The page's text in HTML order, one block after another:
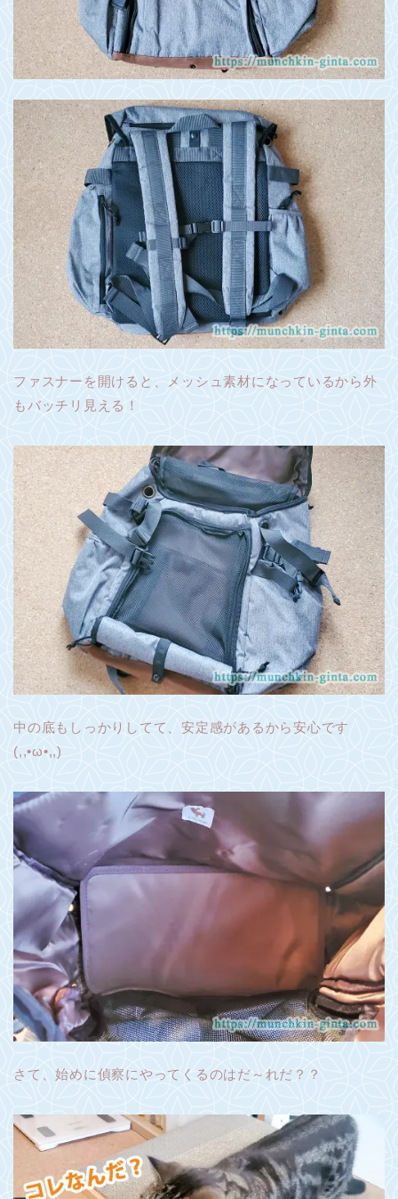
ファスナーを開けると、メッシュ素材になっているから外
もバッチリ見える！
中の底もしっかりしてて、安定感があるから安心です
(,,•ω•,,)
さて、始めに偵察にやってくるのはだ～れだ？？